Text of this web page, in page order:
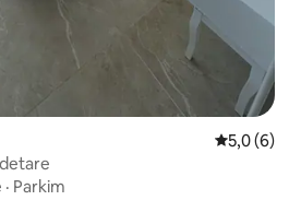
Vlerësimi
5,0 (6)
· Parkim